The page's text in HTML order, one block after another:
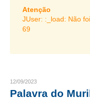
LIVRO GESTÃO 2026-2029
SUBSEDES SINDICAIS
CRESCE BRASIL
Atenção
JUser: :_load: Não
69
12/09/2023
Palavra do